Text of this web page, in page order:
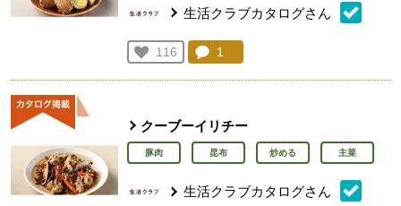
生活クラブカタログさん
お気に入り登録：
116
人が登録
コメント：
1
クーブーイリチー
豚肉 昆布 炒める 主菜
生活クラブカタログさん